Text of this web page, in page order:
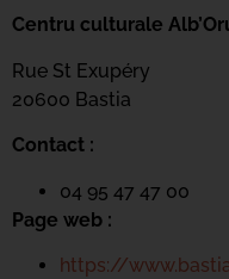
Centru culturale
Rue St Exupéry
20600 Bastia
Contact :
04 95 47 47 00
Page web :
https://